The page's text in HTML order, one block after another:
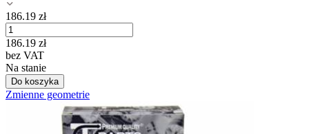
186.19 zł
186.19 zł
bez VAT
Na stanie
Do koszyka
Zmienne geometrie